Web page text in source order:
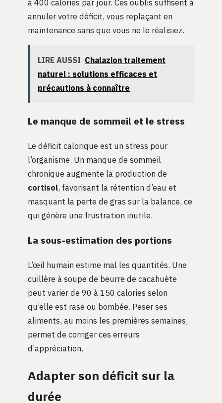
annuler votre déficit, vous replaçant en
maintenance sans que vous ne le réalisiez.
LIRE AUSSI Chalazion traitement
naturel : solutions efficaces et
précautions à connaître
Le manque de sommeil et le stress
Le déficit calorique est un stress pour
l’organisme. Un manque de sommeil
chronique augmente la production de
cortisol, favorisant la rétention d’eau et
masquant la perte de gras sur la balance, ce
qui génère une frustration inutile.
La sous-estimation des portions
L’œil humain estime mal les quantités. Une
cuillère à soupe de beurre de cacahuète
peut varier de 90 à 150 calories selon
qu’elle est rase ou bombée. Peser ses
aliments, au moins les premières semaines,
permet de corriger ces erreurs
d’appréciation.
Adapter son déficit sur la
durée